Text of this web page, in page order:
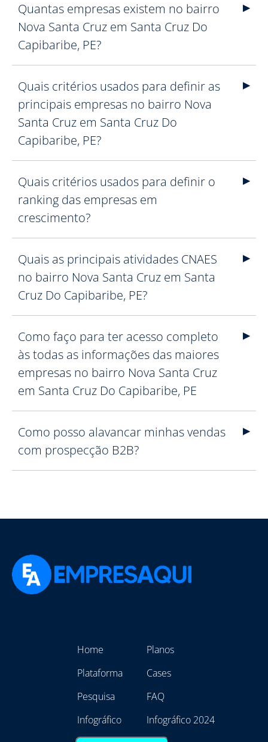
Quantas empresas existem no bairro
Nova Santa Cruz em Santa Cruz Do
Capibaribe, PE?
Quais critérios usados para definir as
principais empresas no bairro Nova
Santa Cruz em Santa Cruz Do
Capibaribe, PE?
Quais critérios usados para definir o
ranking das empresas em
crescimento?
Quais as principais atividades CNAES
no bairro Nova Santa Cruz em Santa
Cruz Do Capibaribe, PE?
Como faço para ter acesso completo
às todas as informações das maiores
empresas no bairro Nova Santa Cruz
em Santa Cruz Do Capibaribe, PE
Como posso alavancar minhas vendas
com prospecção B2B?
Home
Plataforma
Pesquisa
Infográfico
Planos
Cases
FAQ
Infográfico 2024